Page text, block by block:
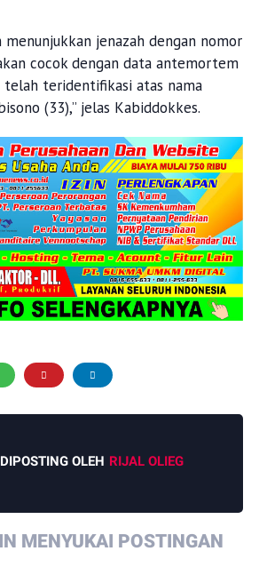
menunjukkan jenazah dengan nomor
cocok dengan data antemortem
telah teridentifikasi atas nama
(33),” jelas Kabiddokkes.
DIPOSTING OLEH RIJAL OLIEG
MENYUKAI POSTINGAN